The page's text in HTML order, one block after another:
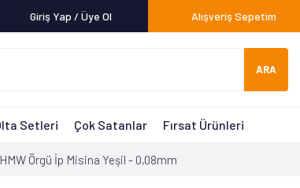
Giriş Yap / Üye Ol Alışveriş Sepetim
ARA
Setleri Çok Satanlar Fırsat Ürünleri
Örgü İp Misina Yeşil - 0,08mm